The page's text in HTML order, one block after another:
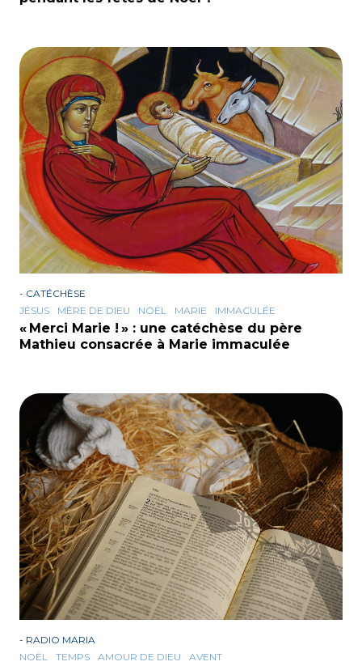
- CATÉCHÈSE
JÉSUS
MÈRE DE DIEU NOËL MARIE IMMACULÉE
« Merci Marie ! » : une catéchèse du père
Mathieu consacrée à Marie immaculée
- RADIO MARIA
NOËL
TEMPS AMOUR DE DIEU AVENT